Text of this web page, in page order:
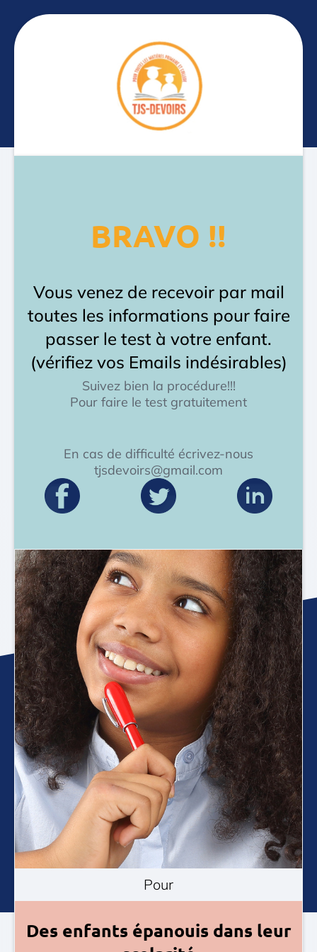
BRAVO !!
Vous venez de recevoir par mail
toutes les informations pour faire
passer le test à votre enfant.
(vérifiez vos Emails indésirables)
Suivez bien la procédure!!!
Pour faire le test gratuitement
En cas de difficulté écrivez-nous
tjsdevoirs@gmail.com
Pour
Des enfants épanouis dans leur